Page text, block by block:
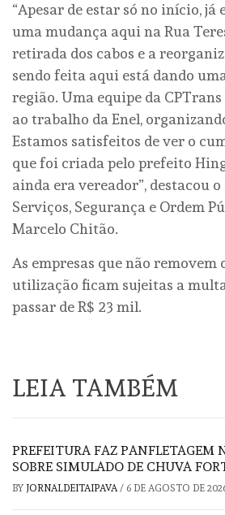
“Apesar de estar só no início, já
uma mudança aqui na Rua
retirada dos cabos e a
sendo feita aqui está dando
região. Uma equipe da
ao trabalho da Enel,
Estamos satisfeitos de ver o
que foi criada pelo prefeito
ainda era vereador”, destacou
Serviços, Segurança e Ordem
Marcelo Chitão.
As empresas que não removem
utilização ficam sujeitas a
passar de R$ 23 mil.
LEIA TAMBÉM
PREFEITURA FAZ PANFLETAGEM
SOBRE SIMULADO DE CHUVA
BY JORNALDEITAIPAVA/ 6 DE AGOSTO DE